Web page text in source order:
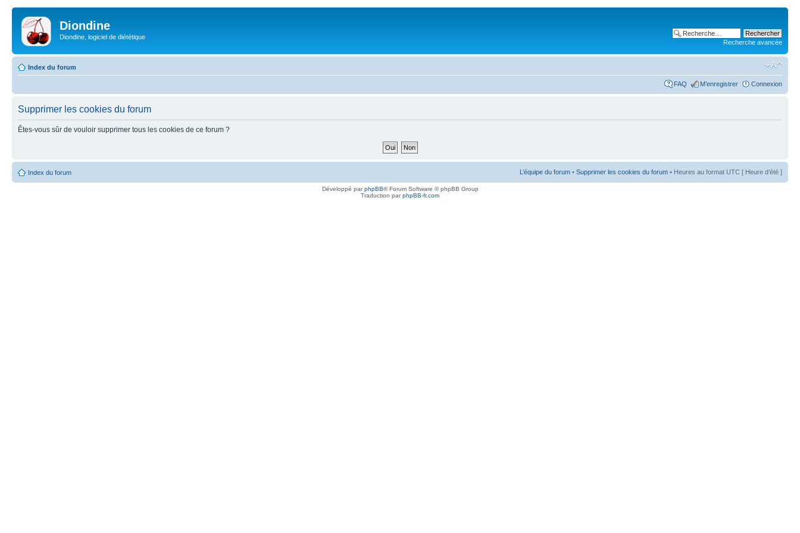
Diondine
Diondine, logiciel de diététique
Recherche avancée
Index du forum
FAQ M’enregistrer Connexion
Supprimer les cookies du forum
Êtes-vous sûr de vouloir supprimer tous les cookies de ce forum ?
Index du forum L’équipe du forum • Supprimer les cookies du forum • Heures au format UTC [ Heure d’été ]
Développé parphpBB® Forum Software © phpBB Group
Traduction parphpBB-fr.com